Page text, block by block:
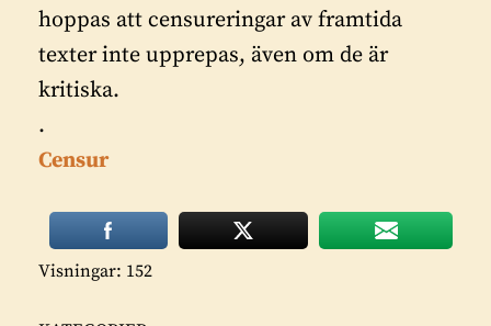
hoppas att censureringar av framtida
texter inte upprepas, även om de är
kritiska.
.
Censur
Visningar: 152